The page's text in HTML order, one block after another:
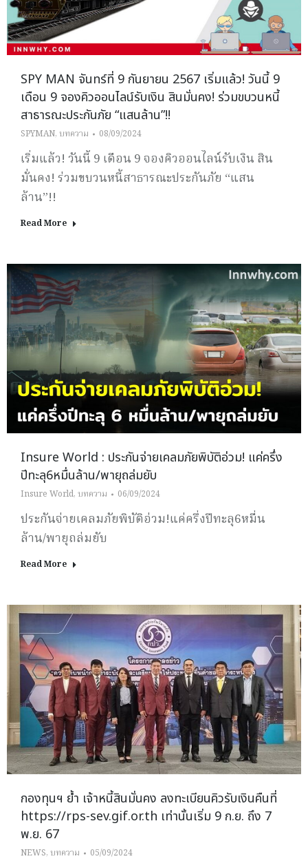
SPY MAN จันทร์ที่ 9 กันยายน 2567 เริ่มแล้ว! วันนี้ 9
เดือน 9 จองคิวออนไลน์รับเงิน สินมั่นคง! ร่วมขบวนหนี้
สาธารณะประกันภัย “แสนล้าน”!!
SPYMAN, บทความ 08/09/2024
เริ่มแล้ว! วันนี้ 9 เดือน 9 จองคิวออนไลน์รับเงิน สิน
มั่นคง! ร่วมขบวนหนี้สาธารณะประกันภัย “แสน
ล้าน”!!
Read More
Insure World : ประกันจ่ายเคลมภัยพิบัติอ่วม! แค่ครึ่ง
ปีทะลุ6หมื่นล้าน/พายุถล่มยับ
Insure World, บทความ 06/09/2024
ประกันจ่ายเคลมภัยพิบัติอ่วม!แค่ครึ่งปีทะลุ6หมื่น
ล้าน/พายุถล่มยับ
Read More
กองทุนฯ ย้ำ เจ้าหนี้สินมั่นคง ลงทะเบียนคิวรับเงินคืนที่
https://rps-sev.gif.or.th เท่านั้นเริ่ม 9 ก.ย. ถึง 7
พ.ย. 67
NEWS, บทความ 05/09/2024